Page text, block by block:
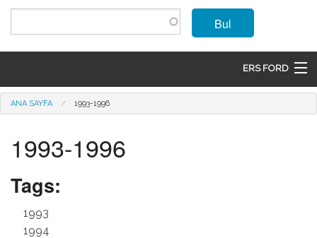
Ana içeriğe atla
Bul
ERS FORD
ANASAYFA
MODELLER
ÜRÜNLER
Buradasınız
ANA SAYFA 1993-1996
1993-1996
Tags:
1993
1994